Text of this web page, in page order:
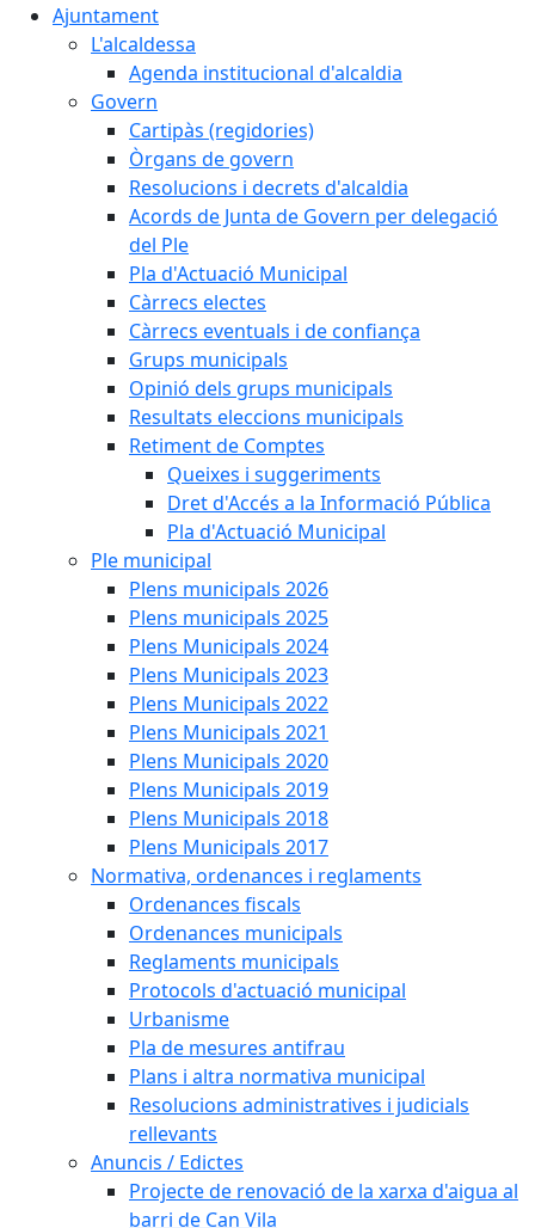
Ajuntament
L'alcaldessa
Agenda institucional d'alcaldia
Govern
Cartipàs (regidories)
Òrgans de govern
Resolucions i decrets d'alcaldia
Acords de Junta de Govern per delegació
del Ple
Pla d'Actuació Municipal
Càrrecs electes
Càrrecs eventuals i de confiança
Grups municipals
Opinió dels grups municipals
Resultats eleccions municipals
Retiment de Comptes
Queixes i suggeriments
Dret d'Accés a la Informació Pública
Pla d'Actuació Municipal
Ple municipal
Plens municipals 2026
Plens municipals 2025
Plens Municipals 2024
Plens Municipals 2023
Plens Municipals 2022
Plens Municipals 2021
Plens Municipals 2020
Plens Municipals 2019
Plens Municipals 2018
Plens Municipals 2017
Normativa, ordenances i reglaments
Ordenances fiscals
Ordenances municipals
Reglaments municipals
Protocols d'actuació municipal
Urbanisme
Pla de mesures antifrau
Plans i altra normativa municipal
Resolucions administratives i judicials
rellevants
Anuncis / Edictes
Projecte de renovació de la xarxa d'aigua al
barri de Can Vila